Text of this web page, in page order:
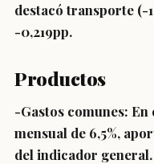
destacótransporte (-
-0,219pp.
Productos
-Gastos comunes: En
mensual de 6,5%,
del indicador general.